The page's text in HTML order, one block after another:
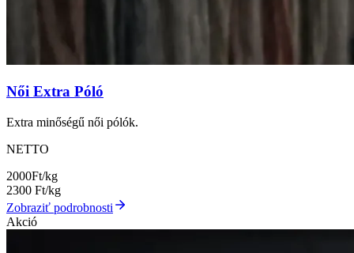
Női Extra Póló
Extra minőségű női pólók.
NETTO
2000Ft/kg
2300 Ft/kg
Zobraziť podrobnosti
Akció